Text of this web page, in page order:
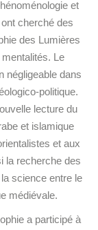
et
cherché des
des Lumières
Le
négligeable dans
politique.
lecture du
et islamique
et aux
la recherche des
science entre le
médiévale.
a participé à